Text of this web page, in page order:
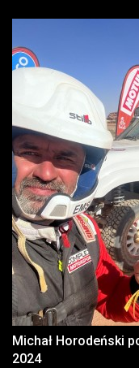
Michał Horodeński
2024